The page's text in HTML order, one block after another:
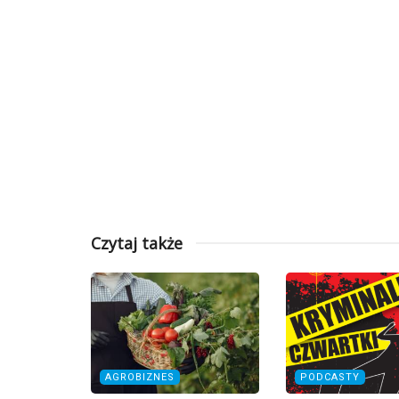
Czytaj także
AGROBIZNES PODCASTY